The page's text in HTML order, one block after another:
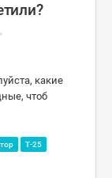
какие
чтоб
Т-25